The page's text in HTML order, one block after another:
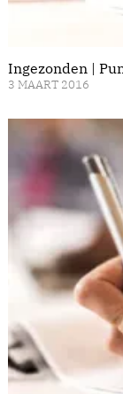
Ingezonden |
3 MAART 2016